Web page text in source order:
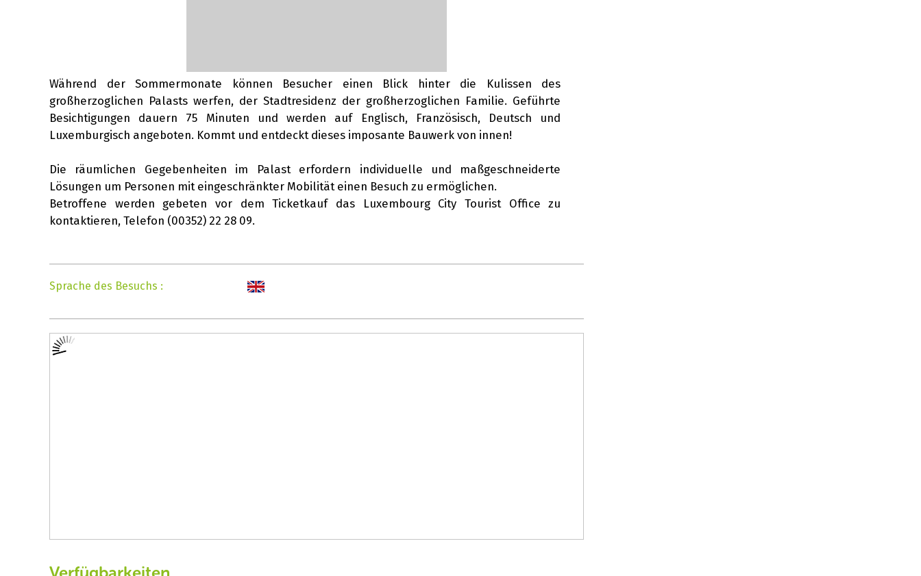
Während der Sommermonate können Besucher einen Blick hinter die Kulissen des
großherzoglichen Palasts werfen, der Stadtresidenz der großherzoglichen Familie. Geführte
Besichtigungen dauern 75 Minuten und werden auf Englisch, Französisch, Deutsch und
Luxemburgisch angeboten. Kommt und entdeckt dieses imposante Bauwerk von innen!
Die räumlichen Gegebenheiten im Palast erfordern individuelle und maßgeschneiderte
Lösungen um Personen mit eingeschränkter Mobilität einen Besuch zu ermöglichen.
Betroffene werden gebeten vor dem Ticketkauf das Luxembourg City Tourist Office zu
kontaktieren, Telefon (00352) 22 28 09.
Sprache des Besuchs :